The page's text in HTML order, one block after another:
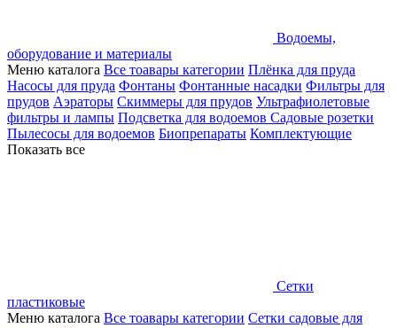
Водоемы,
оборудование и материалы
Меню каталога Все тоавары категории Плёнка для пруда
Насосы для пруда Фонтаны Фонтанные насадки Фильтры для
прудов Аэраторы Скиммеры для прудов Ультрафиолетовые
фильтры и лампы Подсветка для водоемов Садовые розетки
Пылесосы для водоемов Биопрепараты Комплектующие
Показать все
Сетки
пластиковые
Меню каталога Все тоавары категории Сетки садовые для